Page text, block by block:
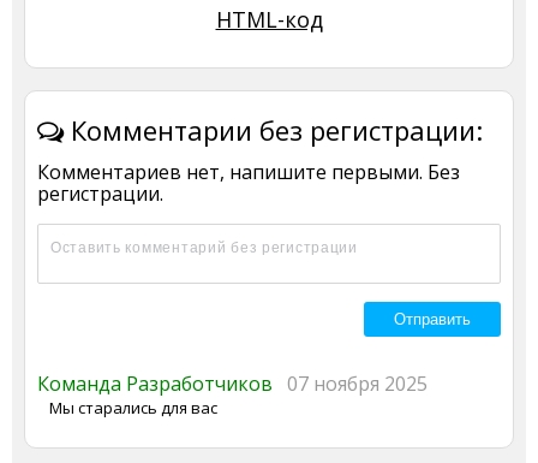
HTML-код
Комментарии без регистрации:
Комментариев нет, напишите первыми. Без
регистрации.
Команда Разработчиков 07 ноября 2025
Мы старались для вас